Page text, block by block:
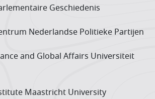
Geschiedenis
Neder­landse Politieke Partijen
and Global Affairs Universiteit
Maastricht University